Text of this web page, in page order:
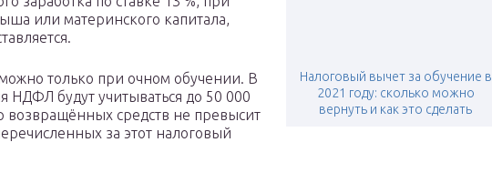
Налоговый вычет за обучение в
2021 году: сколько можно
вернуть и как это сделать
или материнского капитала,
только при очном обучении. В
НДФЛ будут учитываться до 50 000
возвращённых средств не превысит
за этот налоговый